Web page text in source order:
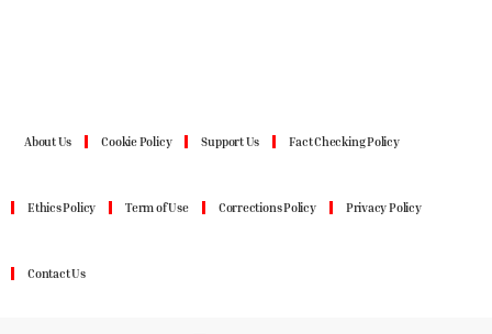
About Us Cookie Policy Support Us Fact Checking Policy
Ethics Policy Term of Use Corrections Policy Privacy Policy
Contact Us